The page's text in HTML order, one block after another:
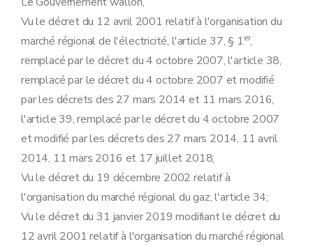
Vu le décret du 12 avril 2001 relatif à l'organisation du
marché régional de l'électricité, l'article 37, § 1er,
remplacé par le décret du 4 octobre 2007, l'article 38,
remplacé par le décret du 4 octobre 2007 et modifié
par les décrets des 27 mars 2014 et 11 mars 2016,
l'article 39, remplacé par le décret du 4 octobre 2007
et modifié par les décrets des 27 mars 2014, 11 avril
2014, 11 mars 2016 et 17 juillet 2018;
Vu le décret du 19 décembre 2002 relatif à
l'organisation du marché régional du gaz, l'article 34;
Vu le décret du 31 janvier 2019 modifiant le décret du
12 avril 2001 relatif à l'organisation du marché régional